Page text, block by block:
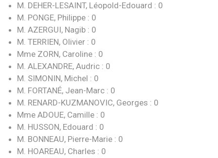
M. DEHER-LESAINT, Léopold-Edouard : 0
M. PONGE, Philippe : 0
M. AZERGUI, Nagib : 0
M. TERRIEN, Olivier : 0
Mme ZORN, Caroline : 0
M. ALEXANDRE, Audric : 0
M. SIMONIN, Michel : 0
M. FORTANÉ, Jean-Marc : 0
M. RENARD-KUZMANOVIC, Georges : 0
Mme ADOUE, Camille : 0
M. HUSSON, Edouard : 0
M. BONNEAU, Pierre-Marie : 0
M. HOAREAU, Charles : 0